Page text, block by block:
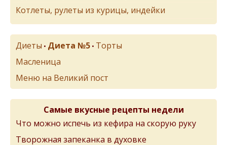
Котлеты, рулеты из курицы, индейки
Диеты • Диета №5 • Торты
Масленица
Меню на Великий пост
Самые вкусные рецепты недели
Что можно испечь из кефира на скорую руку
Творожная запеканка в духовке